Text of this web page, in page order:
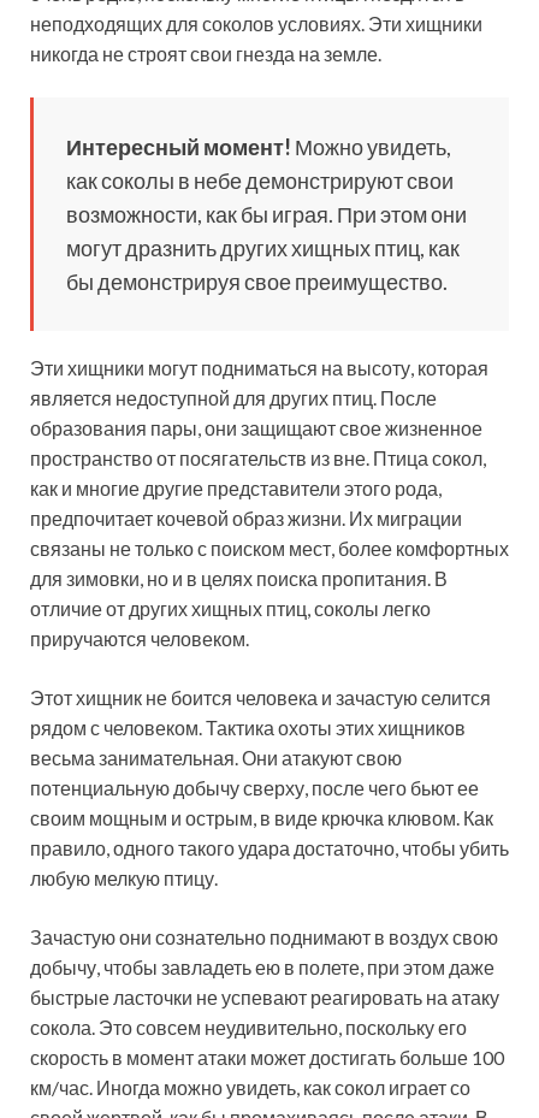
неподходящих для соколов условиях. Эти хищники
никогда не строят свои гнезда на земле.
Интересный момент! Можно увидеть,
как соколы в небе демонстрируют свои
возможности, как бы играя. При этом они
могут дразнить других хищных птиц, как
бы демонстрируя свое преимущество.
Эти хищники могут подниматься на высоту, которая
является недоступной для других птиц. После
образования пары, они защищают свое жизненное
пространство от посягательств из вне. Птица сокол,
как и многие другие представители этого рода,
предпочитает кочевой образ жизни. Их миграции
связаны не только с поиском мест, более комфортных
для зимовки, но и в целях поиска пропитания. В
отличие от других хищных птиц, соколы легко
приручаются человеком.
Этот хищник не боится человека и зачастую селится
рядом с человеком. Тактика охоты этих хищников
весьма занимательная. Они атакуют свою
потенциальную добычу сверху, после чего бьют ее
своим мощным и острым, в виде крючка клювом. Как
правило, одного такого удара достаточно, чтобы убить
любую мелкую птицу.
Зачастую они сознательно поднимают в воздух свою
добычу, чтобы завладеть ею в полете, при этом даже
быстрые ласточки не успевают реагировать на атаку
сокола. Это совсем неудивительно, поскольку его
скорость в момент атаки может достигать больше 100
км/час. Иногда можно увидеть, как сокол играет со